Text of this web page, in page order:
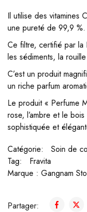
Il utilise des vitamines
une pureté de 99,9 %.
Ce filtre, certifié par la
les sédiments, la
C’est un produit
un riche parfum
Le produit « Perfume
rose, l’ambre et le
sophistiquée et
Catégorie:
Soin de
Tag:
Fravita
Marque : Gangnam
Partager: